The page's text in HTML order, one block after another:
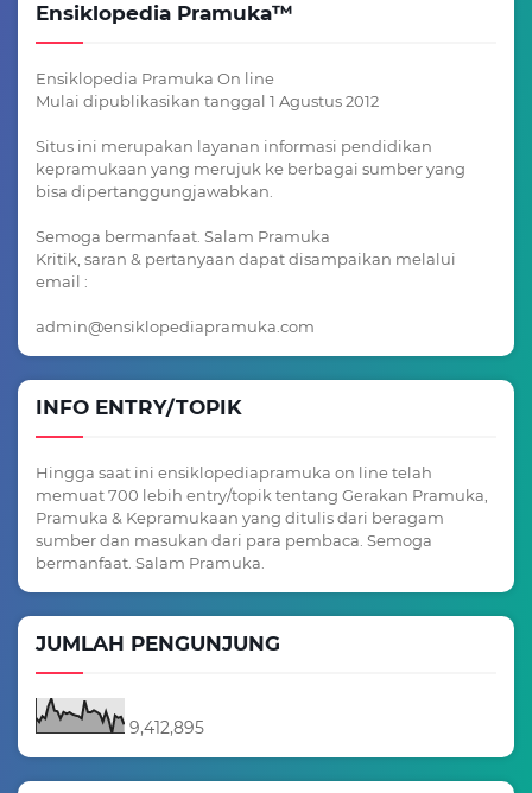
Ensiklopedia Pramuka™
Ensiklopedia Pramuka On line
Mulai dipublikasikan tanggal 1 Agustus 2012
Situs ini merupakan layanan informasi pendidikan
kepramukaan yang merujuk ke berbagai sumber yang
bisa dipertanggungjawabkan.
Semoga bermanfaat. Salam Pramuka
Kritik, saran & pertanyaan dapat disampaikan melalui
email :
admin@ensiklopediapramuka.com
INFO ENTRY/TOPIK
Hingga saat ini ensiklopediapramuka on line telah
memuat 700 lebih entry/topik tentang Gerakan Pramuka,
Pramuka & Kepramukaan yang ditulis dari beragam
sumber dan masukan dari para pembaca. Semoga
bermanfaat. Salam Pramuka.
JUMLAH PENGUNJUNG
9,412,895